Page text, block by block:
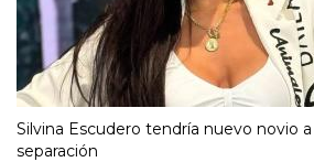
Silvina Escudero tendría nuevo novio
separación